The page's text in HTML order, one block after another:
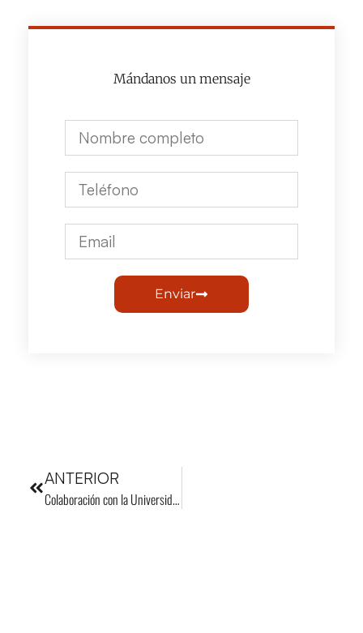
Mándanos un mensaje
Enviar
ANTERIOR
Colaboración con la Universidad de Las Palmas de Gran Canaria